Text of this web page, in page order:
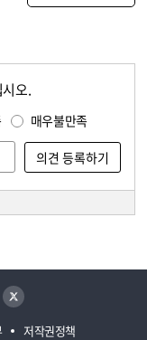
오.
매우불만족
저작권정책
트위터